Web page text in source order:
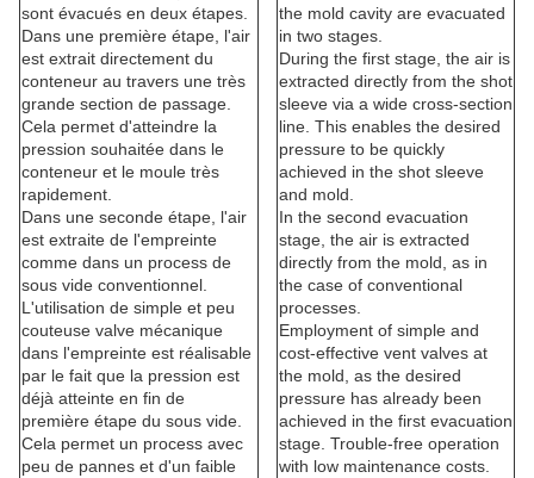
sont évacués en deux étapes.
Dans une première étape, l'air
est extrait directement du
conteneur au travers une très
grande section de passage.
Cela permet d'atteindre la
pression souhaitée dans le
conteneur et le moule très
rapidement.
Dans une seconde étape, l'air
est extraite de l'empreinte
comme dans un process de
sous vide conventionnel.
L'utilisation de simple et peu
couteuse valve mécanique
dans l'empreinte est réalisable
par le fait que la pression est
déjà atteinte en fin de
première étape du sous vide.
Cela permet un process avec
peu de pannes et d'un faible
the mold cavity are evacuated
in two stages.
During the first stage, the air is
extracted directly from the shot
sleeve via a wide cross-section
line. This enables the desired
pressure to be quickly
achieved in the shot sleeve
and mold.
In the second evacuation
stage, the air is extracted
directly from the mold, as in
the case of conventional
processes.
Employment of simple and
cost-effective vent valves at
the mold, as the desired
pressure has already been
achieved in the first evacuation
stage. Trouble-free operation
with low maintenance costs.